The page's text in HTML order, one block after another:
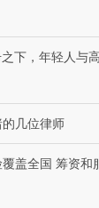
粒摇头丸 尿检体内
毒品
下，年轻人与
几位律师
盖全国 筹资和